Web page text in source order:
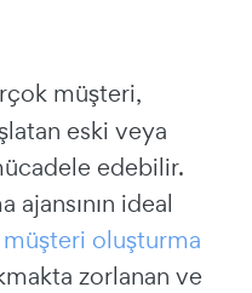
müşteri,
eski veya
edebilir.
ajansının ideal
oluşturma
zorlanan ve